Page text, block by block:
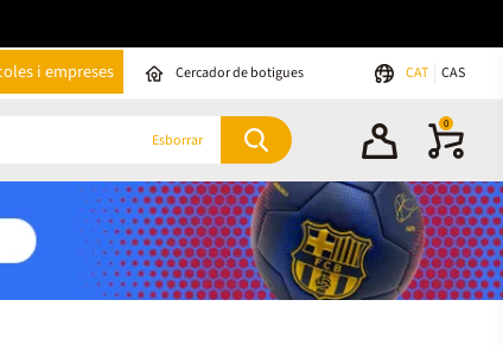
i empreses Cercador de botigues CAT CAS
Esborrar
0